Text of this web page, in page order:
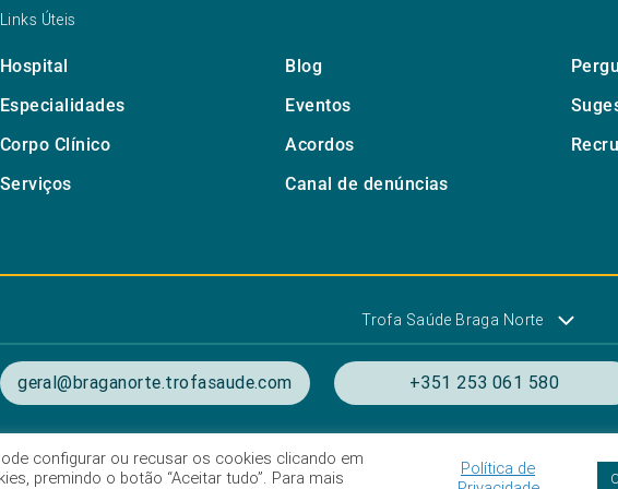
Links Úteis
Hospital Blog
Especialidades
Eventos
Corpo Clínico
Acordos
Serviços
Canal de denúncias
Trofa Saúde Braga Norte
geral@braganorte.trofasaude.com +351 253 061 580
de utilização Listagem das Unidades Hospitalares Proteção
configurar ou recusar os cookies clicando em
premindo o botão “Aceitar tudo”. Para mais
Política de